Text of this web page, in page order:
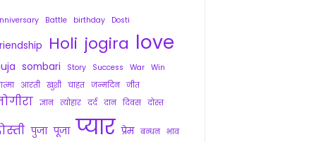
Battle birthday Dosti
Holi jogira love
sombari Story Success War
Win
आरती खुशी चाहत जन्मदिन जीत
ज्ञान त्योहार दर्द दान दिवस दोस्त
पुजा पूजा प्यार प्रेम बन्धन भाव